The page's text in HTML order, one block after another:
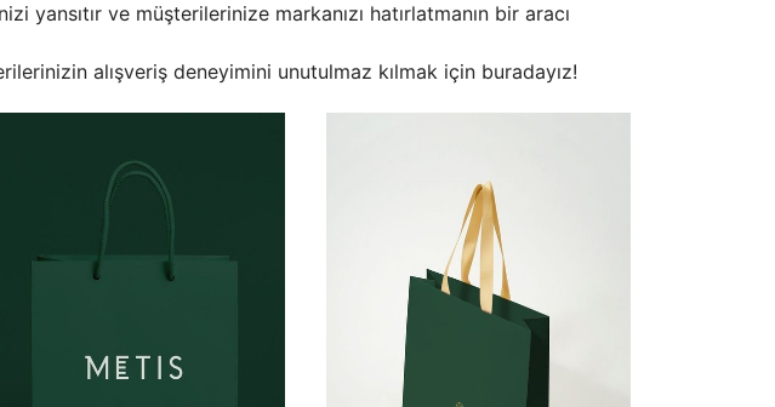
yansıtır ve müşterilerinize markanızı hatırlatmanın bir aracı
alışveriş deneyimini unutulmaz kılmak için buradayız!